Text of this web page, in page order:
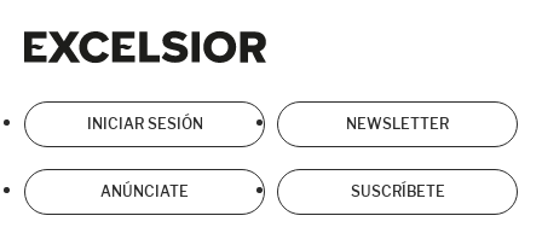
INICIAR SESIÓN NEWSLETTER
ANÚNCIATE SUSCRÍBETE